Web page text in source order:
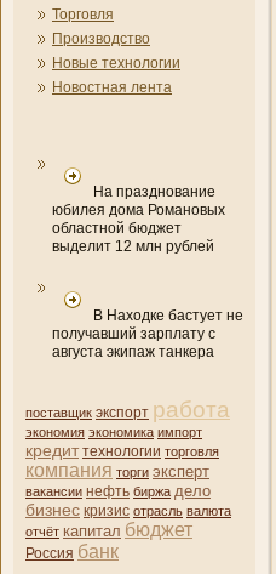
Торговля
Производство
Новые технологии
Новостная лента
На празднование
юбилея дома Романовых
областной бюджет
выделит 12 млн рублей
В Находке бастует не
получавший зарплату с
августа экипаж танкера
поставщик экспорт работа
экономия экономика импорт
кредит технологии торговля
компани­я торги эксперт
вакансии нефть биржа дело
бизнес кризис отрасль валюта
отчёт капитал бюджет
Россия банк